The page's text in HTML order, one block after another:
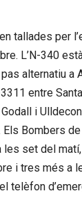
tallades per
L’N-340
alternatiu a
entre
i
Bombers
set del matí,
i tres més a
telèfon